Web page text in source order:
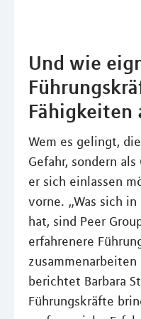
Und wie
Fähigkeiten
Wem es gelingt,
Gefahr, sondern
er sich einlassen
vorne. „Was sich
hat, sind Peer
erfahrenere
zusammenarbeiten
berichtet Barbara
Führungskräfte